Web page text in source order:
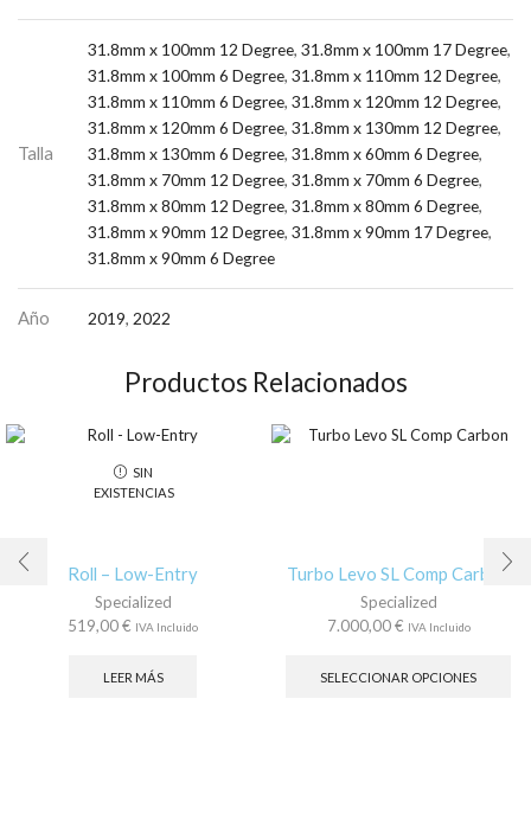
Talla
31.8mm x 100mm 12 Degree, 31.8mm x 100mm 17 Degree,
31.8mm x 100mm 6 Degree, 31.8mm x 110mm 12 Degree,
31.8mm x 110mm 6 Degree, 31.8mm x 120mm 12 Degree,
31.8mm x 120mm 6 Degree, 31.8mm x 130mm 12 Degree,
31.8mm x 130mm 6 Degree, 31.8mm x 60mm 6 Degree,
31.8mm x 70mm 12 Degree, 31.8mm x 70mm 6 Degree,
31.8mm x 80mm 12 Degree, 31.8mm x 80mm 6 Degree,
31.8mm x 90mm 12 Degree, 31.8mm x 90mm 17 Degree,
31.8mm x 90mm 6 Degree
Año 2019, 2022
Productos Relacionados
SIN
EXISTENCIAS
Roll – Low-Entry
Specialized
519,00€ IVA Incluido
LEER MÁS
Turbo Levo SL Comp Carbon
Specialized
7.000,00€ IVA Incluido
SELECCIONAR OPCIONES